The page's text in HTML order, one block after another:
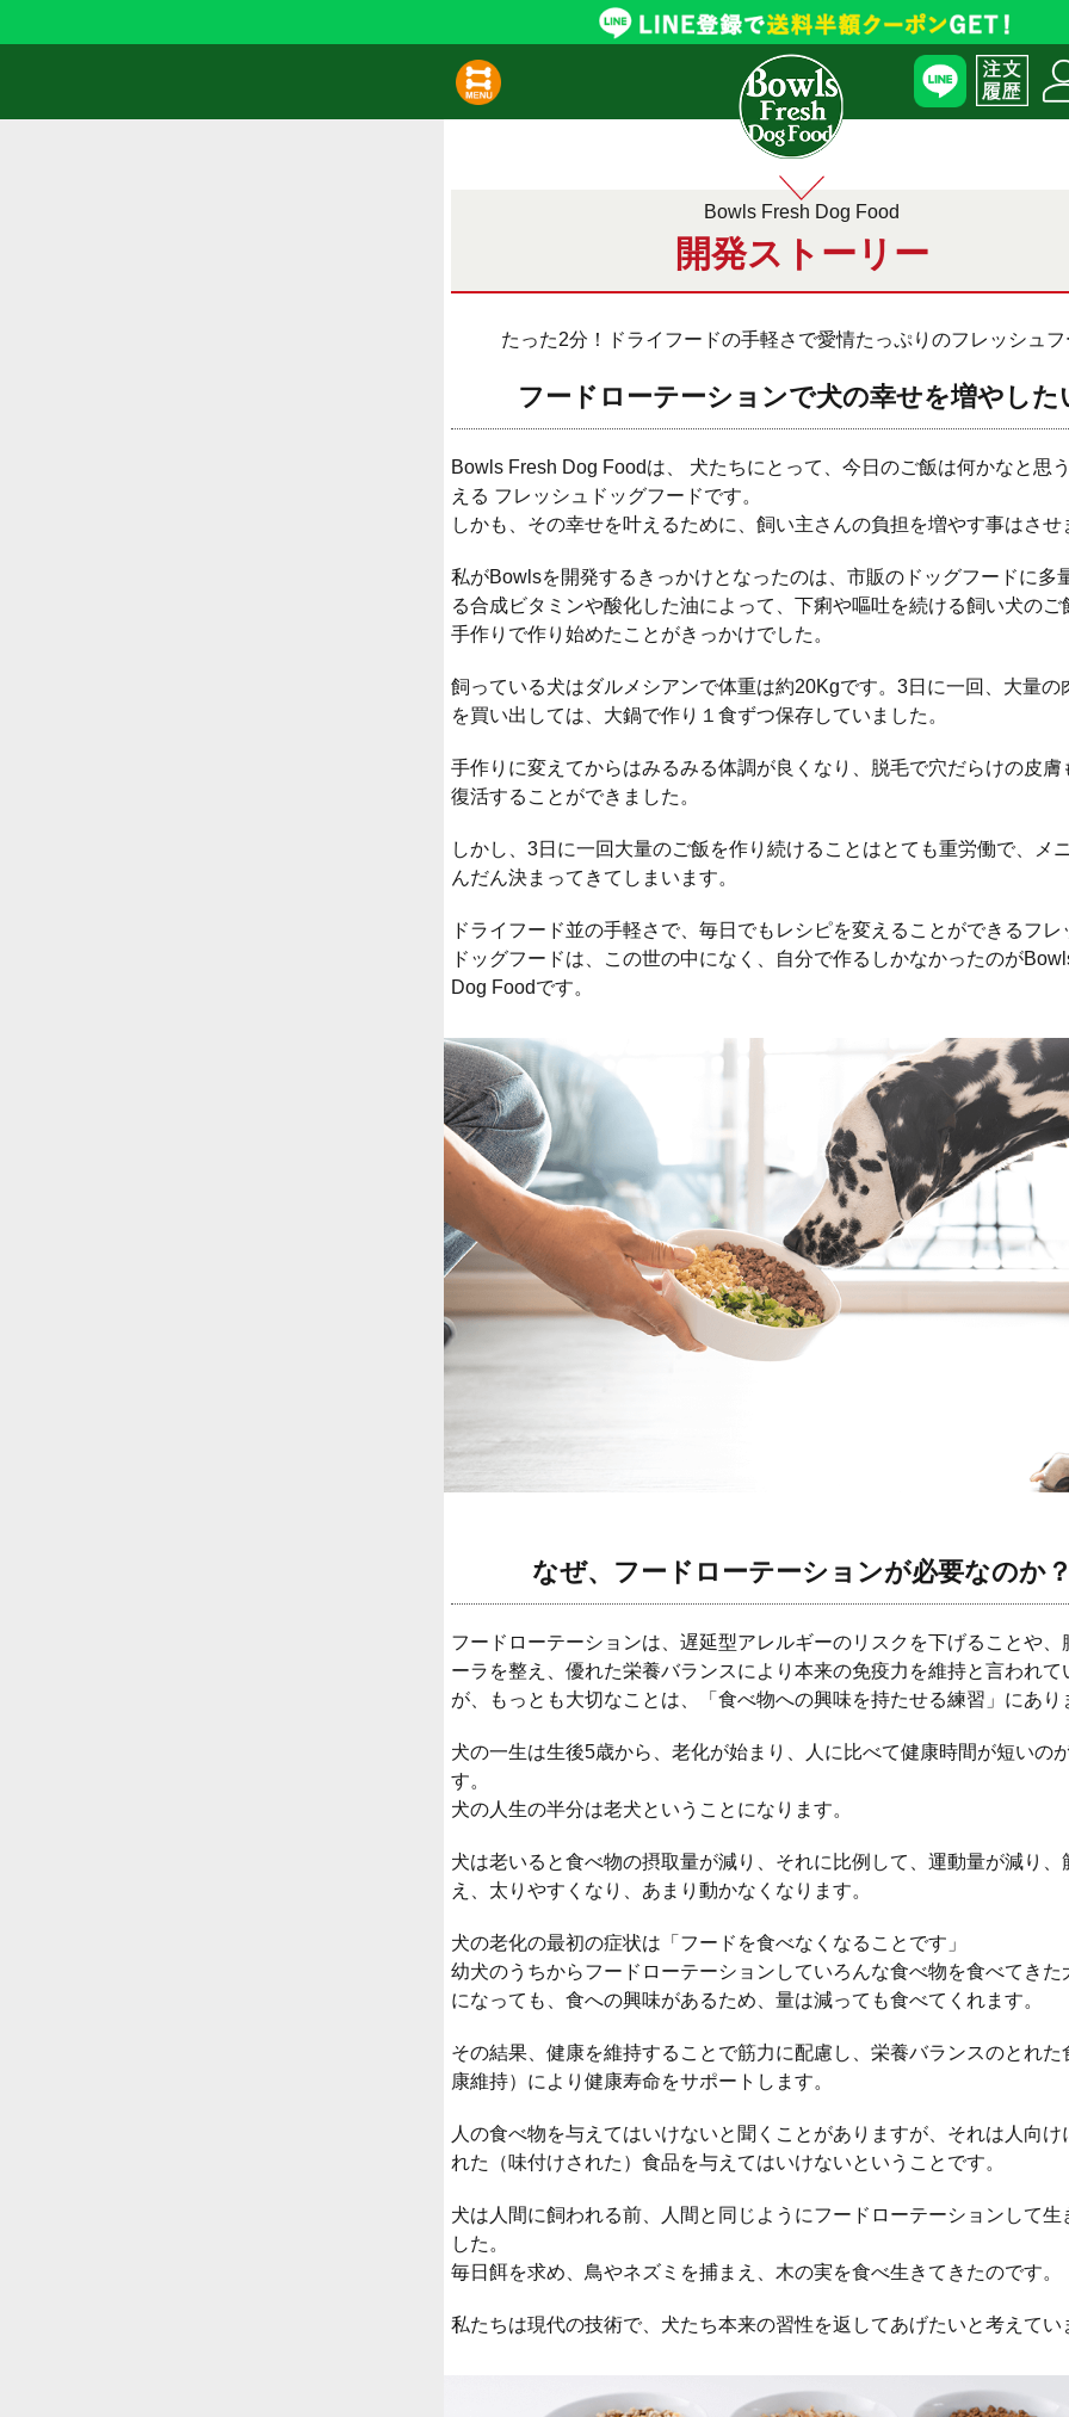
Bowls Fresh Dog Food
開発ストーリー
たった2分！ドライフードの手軽さで愛情たっぷりのフレッシュフ
フードローテーションで犬の幸せを増やした
Bowls Fresh Dog Foodは、 犬たちにとって、今日のご飯は何かなと思
える フレッシュドッグフードです。
しかも、その幸せを叶えるために、飼い主さんの負担を増やす事はさせ
私がBowlsを開発するきっかけとなったのは、市販のドッグフードに多
る合成ビタミンや酸化した油によって、下痢や嘔吐を続ける飼い犬のご
手作りで作り始めたことがきっかけでした。
飼っている犬はダルメシアンで体重は約20Kgです。3日に一回、大量の
を買い出しては、大鍋で作り１食ずつ保存していました。
手作りに変えてからはみるみる体調が良くなり、脱毛で穴だらけの皮膚
復活することができました。
しかし、3日に一回大量のご飯を作り続けることはとても重労働で、メ
んだん決まってきてしまいます。
ドライフード並の手軽さで、毎日でもレシピを変えることができるフレ
ドッグフードは、この世の中になく、自分で作るしかなかったのが
Dog Foodです。
なぜ、フードローテーションが必要なのか
フードローテーションは、遅延型アレルギーのリスクを下げることや、
ーラを整え、優れた栄養バランスにより本来の免疫力を維持と言われて
が、もっとも大切なことは、「食べ物への興味を持たせる練習」にあり
犬の一生は生後5歳から、老化が始まり、人に比べて健康時間が短いの
す。
犬の人生の半分は老犬ということになります。
犬は老いると食べ物の摂取量が減り、それに比例して、運動量が減り、
え、太りやすくなり、あまり動かなくなります。
犬の老化の最初の症状は「フードを食べなくなることです」
幼犬のうちからフードローテーションしていろんな食べ物を食べてきた
になっても、食への興味があるため、量は減っても食べてくれます。
その結果、健康を維持することで筋力に配慮し、栄養バランスのとれた
康維持）により健康寿命をサポートします。
人の食べ物を与えてはいけないと聞くことがありますが、それは人向け
れた（味付けされた）食品を与えてはいけないということです。
犬は人間に飼われる前、人間と同じようにフードローテーションして生
した。
毎日餌を求め、鳥やネズミを捕まえ、木の実を食べ生きてきたのです。
私たちは現代の技術で、犬たち本来の習性を返してあげたいと考えてい